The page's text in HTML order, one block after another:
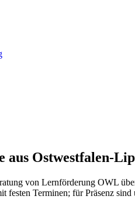
Ostwestfalen-
von Lernförderung OWL
festen Terminen; für Präsenz